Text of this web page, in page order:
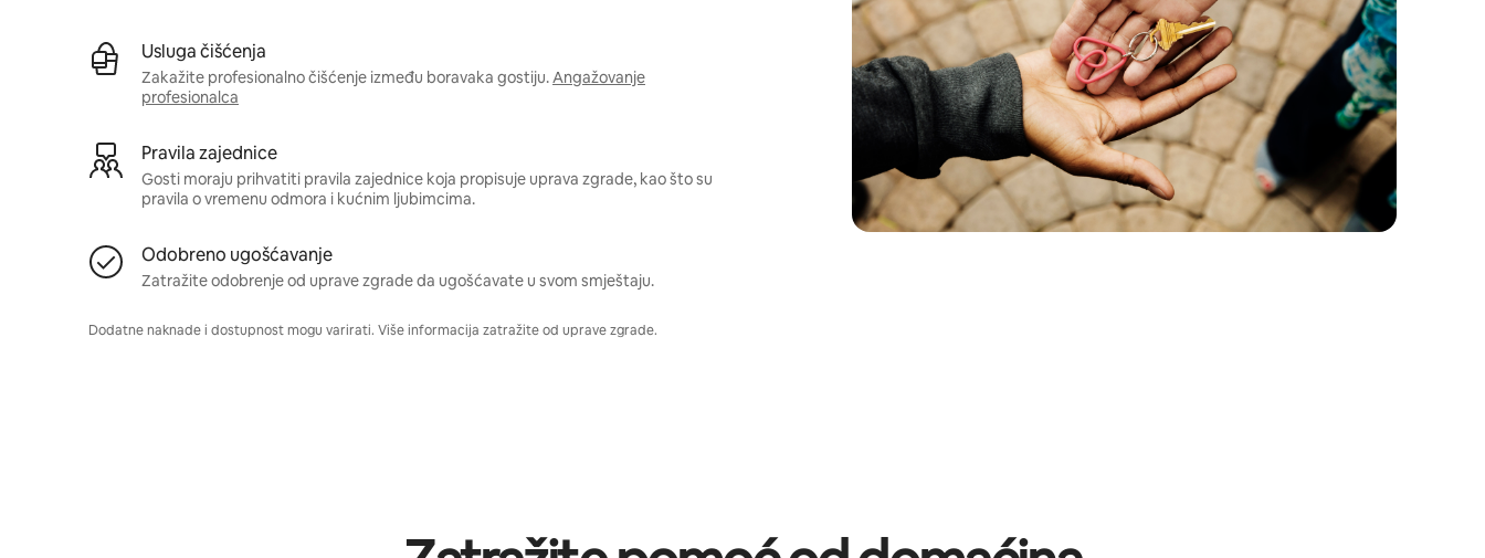
Usluga čišćenja
Zakažite profesionalno čišćenje između boravaka gostiju.Angažovanje
profesionalca
Pravila zajednice
Gosti moraju prihvatiti pravila zajednice koja propisuje uprava zgrade, kao što su
pravila o vremenu odmora i kućnim ljubimcima.
Odobreno ugošćavanje
Zatražite odobrenje od uprave zgrade da ugošćavate u svom smještaju.
Dodatne naknade i dostupnost mogu varirati. Više informacija zatražite od uprave zgrade.